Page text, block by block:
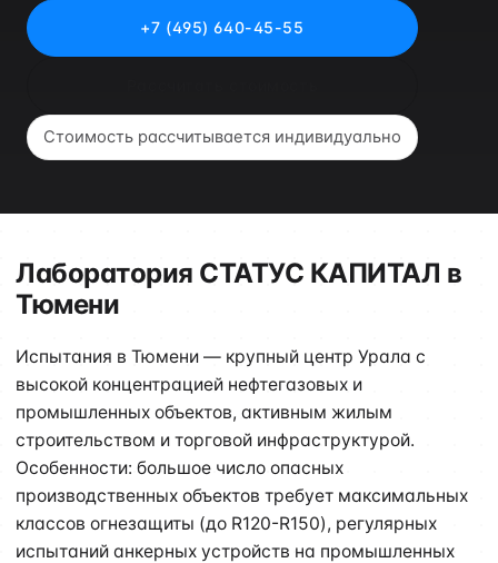
+7 (495) 640-45-55
Стоимость рассчитывается индивидуально
Лаборатория СТАТУС КАПИТАЛ в
Тюмени
Испытания в Тюмени — крупный центр Урала с
высокой концентрацией нефтегазовых и
промышленных объектов, активным жилым
строительством и торговой инфраструктурой.
Особенности: большое число опасных
производственных объектов требует максимальных
классов огнезащиты (до R120-R150), регулярных
испытаний анкерных устройств на промышленных